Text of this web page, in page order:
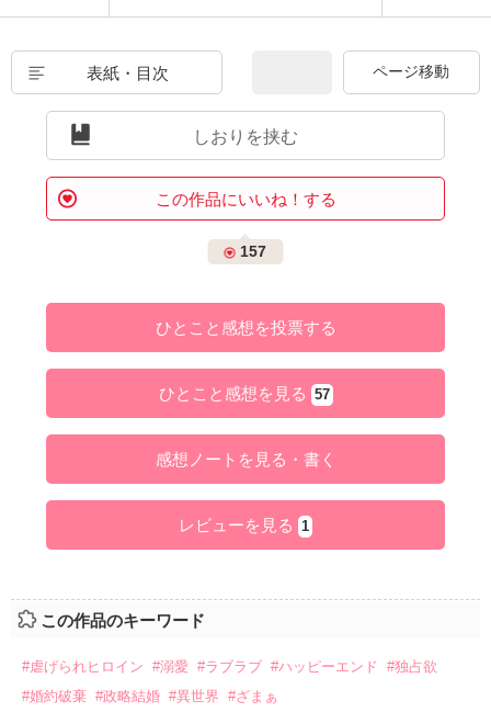
表紙・目次
しおりを挟む
この作品にいいね！する
157
ひとこと感想を投票する
ひとこと感想を見る 57
感想ノートを見る・書く
レビューを見る 1
この作品のキーワード
#虐げられヒロイン #溺愛 #ラブラブ #ハッピーエンド
#独占欲
#婚約破棄 #政略結婚 #異世界 #ざまぁ